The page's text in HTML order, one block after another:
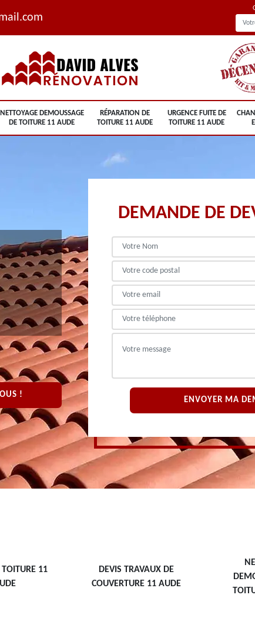
NETTOYAGE DEMOUSSAGE
DE TOITURE 11 AUDE
RÉPARATION DE
TOITURE 11 AUDE
URGENCE FUITE DE
TOITURE 11 AUDE
!
DEMANDE DE
TOITURE 11
DEVIS TRAVAUX DE
COUVERTURE 11 AUDE